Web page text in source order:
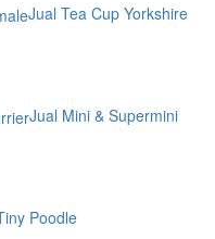
Jual Tea Cup Yorkshire
Jual Mini & Supermini
Poodle